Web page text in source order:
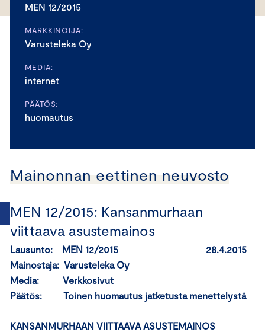
MEN 12/2015
MARKKINOIJA:
Varusteleka Oy
MEDIA:
internet
PÄÄTÖS:
huomautus
Mainonnan eettinen neuvosto
MEN 12/2015: Kansanmurhaan
viittaava asustemainos
Lausunto: MEN 12/2015 28.4.2015
Mainostaja: Varusteleka Oy
Media: Verkkosivut
Päätös: Toinen huomautus jatketusta menettelystä
KANSANMURHAAN VIITTAAVA ASUSTEMAINOS